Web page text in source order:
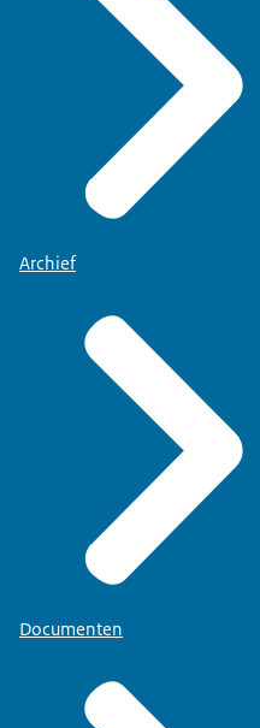
Archief
Documenten